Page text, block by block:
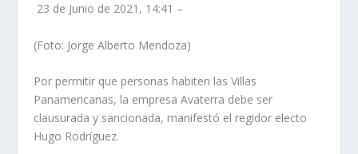
23 de Junio de 2021, 14:41 –
(Foto: Jorge Alberto Mendoza)
Por permitir que personas habiten las Villas
Panamericanas, la empresa Avaterra debe ser
clausurada y sancionada, manifestó el regidor electo
Hugo Rodríguez.